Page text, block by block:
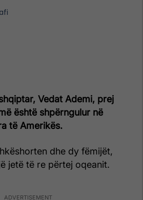
Vedat Ademi, prej
është shpërngulur në
të Amerikës.
dhe dy fëmijët,
jetë të re përtej oqeanit.